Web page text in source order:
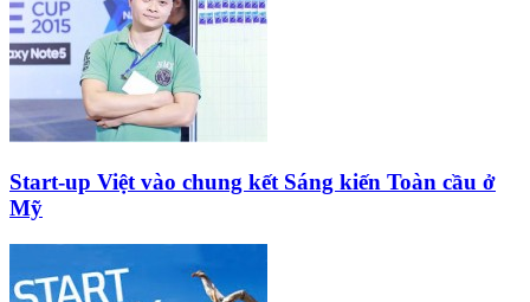
Start-up Việt vào chung kết Sáng kiến Toàn cầu ở
Mỹ